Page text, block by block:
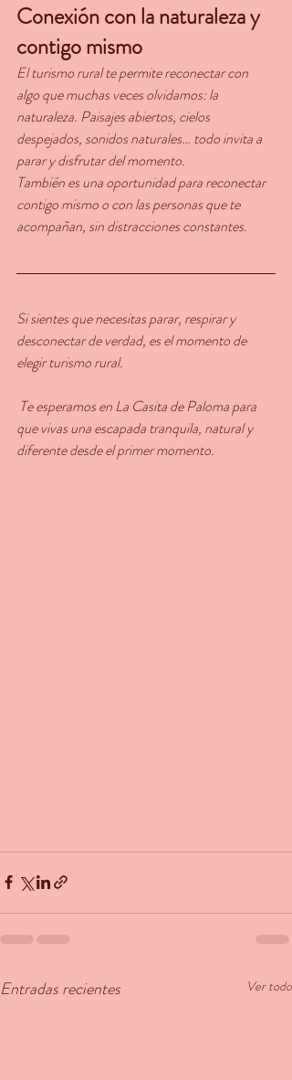
Conexión con la naturaleza y
contigo mismo
El turismo rural te permite reconectar con
algo que muchas veces olvidamos: la
naturaleza. Paisajes abiertos, cielos
despejados, sonidos naturales… todo invita a
parar y disfrutar del momento.
También es una oportunidad para reconectar
contigo mismo o con las personas que te
acompañan, sin distracciones constantes.
Si sientes que necesitas parar, respirar y
desconectar de verdad, es el momento de
elegir turismo rural.
que vivas una escapada tranquila, natural y
diferente desde el primer momento.
Entradas recientes Ver todo